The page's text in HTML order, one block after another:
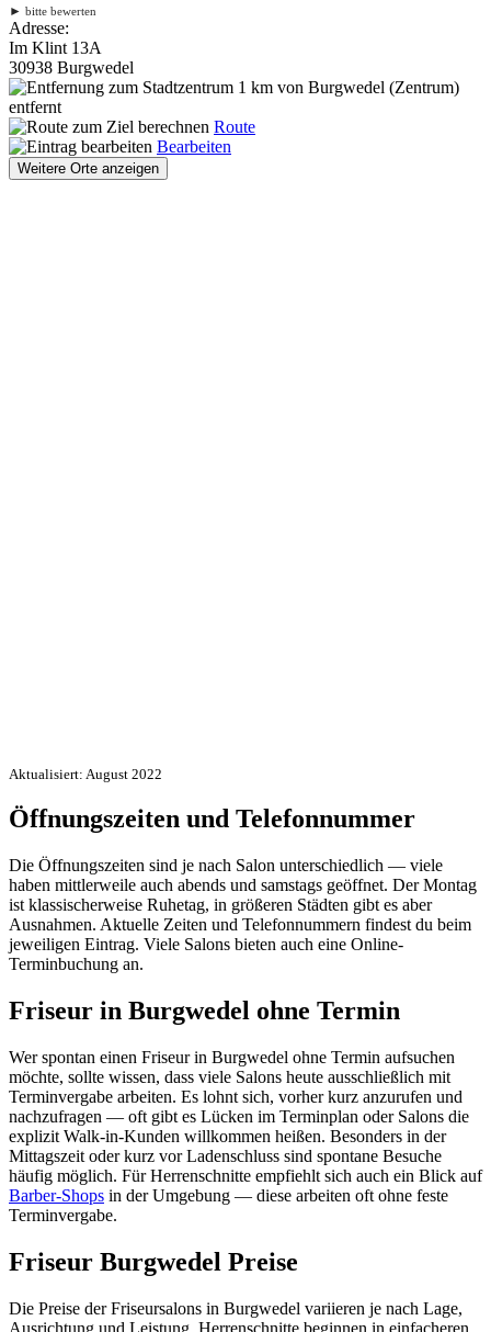
► bitte bewerten
Adresse:
Im Klint 13A
30938 Burgwedel
1 km von Burgwedel (Zentrum)
entfernt
Route
Bearbeiten
Weitere Orte anzeigen
Aktualisiert: August 2022
Öffnungszeiten und Telefonnummer
Die Öffnungszeiten sind je nach Salon unterschiedlich — viele
haben mittlerweile auch abends und samstags geöffnet. Der Montag
ist klassischerweise Ruhetag, in größeren Städten gibt es aber
Ausnahmen. Aktuelle Zeiten und Telefonnummern findest du beim
jeweiligen Eintrag. Viele Salons bieten auch eine Online-
Terminbuchung an.
Friseur in Burgwedel ohne Termin
Wer spontan einen Friseur in Burgwedel ohne Termin aufsuchen
möchte, sollte wissen, dass viele Salons heute ausschließlich mit
Terminvergabe arbeiten. Es lohnt sich, vorher kurz anzurufen und
nachzufragen — oft gibt es Lücken im Terminplan oder Salons die
explizit Walk-in-Kunden willkommen heißen. Besonders in der
Mittagszeit oder kurz vor Ladenschluss sind spontane Besuche
häufig möglich. Für Herrenschnitte empfiehlt sich auch ein Blick auf
Barber-Shops in der Umgebung — diese arbeiten oft ohne feste
Terminvergabe.
Friseur Burgwedel Preise
Die Preise der Friseursalons in Burgwedel variieren je nach Lage,
Ausrichtung und Leistung. Herrenschnitte beginnen in einfacheren